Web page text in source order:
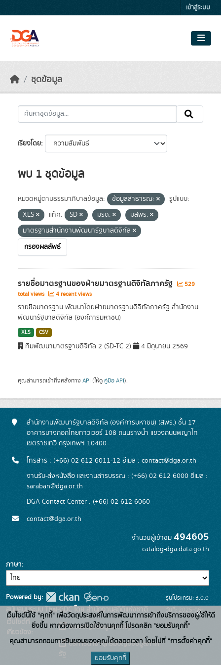
เข้าสู่ระบบ
ชุดข้อมูล
เรียงโดย
พบ 1 ชุดข้อมูล
หมวดหมู่ตามธรรมาภิบาลข้อมูล: ข้อมูลสาธารณะ
รูปแบบ:
XLS
แท็ค: SD มรด.
มสพร.
มาตรฐานสำนักงานพัฒนารัฐบาลดิจิทัล
กรองผลลัพธ์
รายชื่อมาตรฐานของฝ่ายมาตรฐานดิจิทัลภาครัฐ
529
total views
4 recent views
รายชื่อมาตรฐาน พัฒนาโดยฝ่ายมาตรฐานดิจิทัลภาครัฐ สำนักงาน
พัฒนารัฐบาลดิจิทัล (องค์การมหาชน)
XLS CSV
ทีมพัฒนามาตรฐานดิจิทัล 2 (SD-TC 2) 4 มิถุนายน 2569
คุณสามารถเข้าถึงคลังทาง API (ให้ดู คู่มือ API).
สำนักงานพัฒนารัฐบาลดิจิทัล (องค์การมหาชน) (สพร.) ชั้น 17
อาคารบางกอกไทยทาวเวอร์ 108 ถนนรางน้ำ แขวงถนนพญาไท
เขตราชเทวี กรุงเทพฯ 10400
โทรสาร : (+66) 02 612 6011-12 อีเมล : contact@dga.or.th
งานรับ-ส่งหนังสือ และงานสารบรรณ : (+66) 02 612 6000 อีเมล :
saraban@dga.or.th
DGA Contact Center : (+66) 02 612 6060
contact@dga.or.th
จำนวนผู้เข้าชม 494605
catalog-dga.data.go.th
ภาษา
Powered by:
สนับสนุนระบบ Thai-GDC โดย สำนักงานสถิติแห่งชาติ
เว็บไซต์ที่
เกี่ยวข้อง:
ระบบบัญชีข้อมูลภาครัฐ
บริการนามานุกรมบัญชีข้อมูลภาค
รุ่นโปรแกรม: 3.0.0
วันที่: 2025-06-
26
เว็บไซต์นี้ใช้ "คุกกี้" เพื่อวัตถุประสงค์ในการพัฒนาการเข้าถึงบริการของผู้ใช้ให้ดี
ยิ่งขึ้น หากต้องการเปิดใช้งานคุกกี้ โปรดคลิก "ยอมรับคุกกี้"
คุณสามารถถอนการยินยอมของคุณได้ตลอดเวลา โดยไปที่ "การตั้งค่าคุกกี้"
ยอมรับคุกกี้
x